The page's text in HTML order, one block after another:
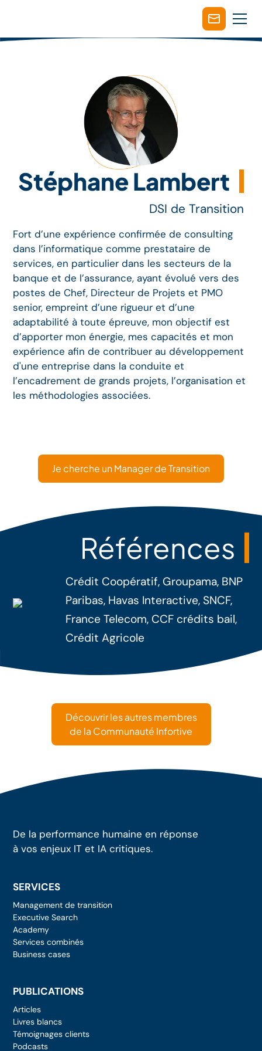
Stéphane Lambert
DSI de Transition
Fort d’une expérience confirmée de consulting
dans l’informatique comme prestataire de
services, en particulier dans les secteurs de la
banque et de l’assurance, ayant évolué vers des
postes de Chef, Directeur de Projets et PMO
senior, empreint d’une rigueur et d’une
adaptabilité à toute épreuve, mon objectif est
d’apporter mon énergie, mes capacités et mon
expérience afin de contribuer au développement
d'une entreprise dans la conduite et
l’encadrement de grands projets, l’organisation et
les méthodologies associées.
Je cherche un Manager de Transition
Références
Crédit Coopératif, Groupama, BNP
Paribas, Havas Interactive, SNCF,
France Telecom, CCF crédits bail,
Crédit Agricole
Découvrir les autres membres
de la Communauté Infortive
De la performance humaine en réponse
à vos enjeux IT et IA critiques.
SERVICES
Management de transition
Executive Search
Academy
Services combinés
Business cases
PUBLICATIONS
Articles
Livres blancs
Témoignages clients
Podcasts